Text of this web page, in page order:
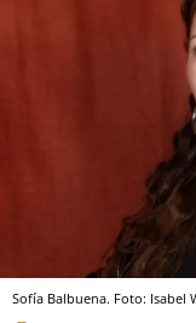
Sofía Balbuena. Foto: Isabel